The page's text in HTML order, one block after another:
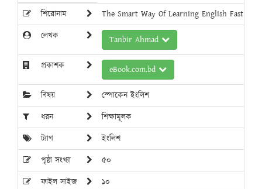
শিরোনাম
The Smart Way Of Learning English Fast 2
লেখক
Tanbir Ahmad
প্রকাশক eBook.com.bd
বিষয়
স্পোকেন ইংলিশ
ধরন
শিক্ষামূলক
ট্যাগ
ইংলিশ
পৃষ্ঠা সংখ্যা
৫০
ফাইল সাইজ
১০